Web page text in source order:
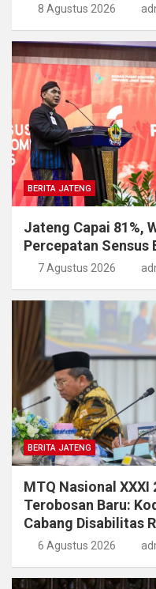
8 Agustus 2026
BERITA JATENG
Jateng Capai 81%,
Percepatan Sensus
7 Agustus 2026
BERITA JATENG
MTQ Nasional
Terobosan Baru:
Cabang Disabilitas
6 Agustus 2026